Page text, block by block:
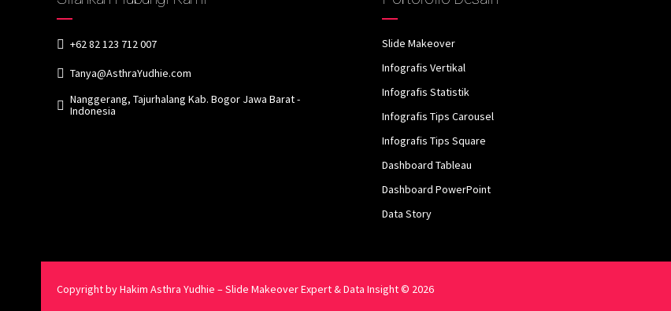
+62 82 123 712 007
Tanya@AsthraYudhie.com
Nanggerang, Tajurhalang Kab. Bogor Jawa Barat -
Indonesia
Slide Makeover
Infografis Vertikal
Infografis Statistik
Infografis Tips Carousel
Infografis Tips Square
Dashboard Tableau
Dashboard PowerPoint
Data Story
Copyright by Hakim Asthra Yudhie – Slide Makeover Expert & Data Insight © 2026